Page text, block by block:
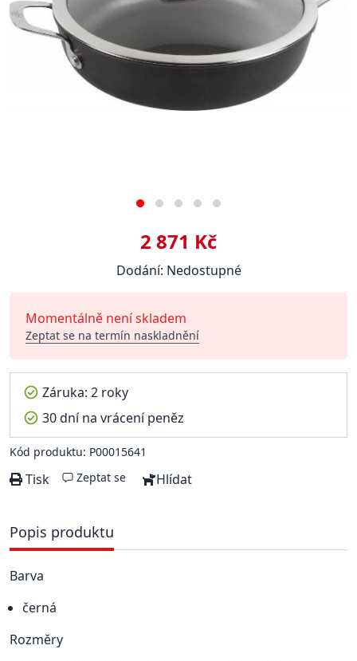
2 871 Kč
Dodání: Nedostupné
Momentálně není skladem
Zeptat se na termín naskladnění
Záruka: 2 roky
30 dní na vrácení peněz
Kód produktu: P00015641
Tisk Zeptat se Hlídat
Popis produktu
Barva
černá
Rozměry